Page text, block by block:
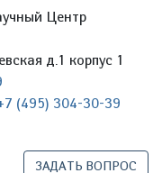
Центр
д.1 корпус 1
(495) 304-30-39
ЗАДАТЬ ВОПРОС